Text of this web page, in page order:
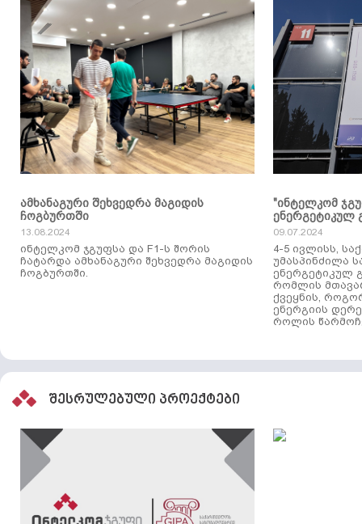
ამხანაგური შეხვედრა მაგიდის
ჩოგბურთში
13.08.2024
ინტელკომ ჯგუფსა და F1-ს შორის
ჩატარდა ამხანაგური შეხვედრა მაგიდის
ჩოგბურთში.
"ინტელკომ
ენერგეტიკულ
09.07.2024
4-5 ივლისს,
უმასპინძილა
ენერგეტიკულ
რომლის
ქვეყნის,
ენერგიის
როლის
შესრულებული პროექტები